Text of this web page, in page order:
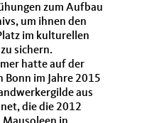
zum Aufbau
um ihnen den
im kulturellen
sichern.
hatte auf der
im Jahre 2015
aus
die die 2012